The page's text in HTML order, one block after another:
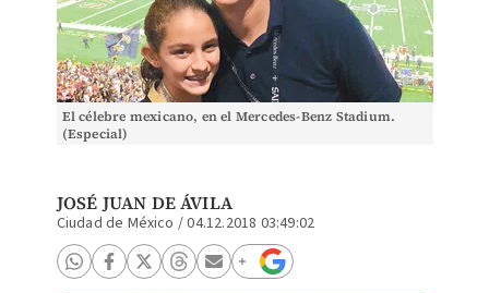
El célebre mexicano, en el Mercedes-Benz Stadium.
(Especial)
JOSÉ JUAN DE ÁVILA
Ciudad de México /04.12.2018 03:49:02